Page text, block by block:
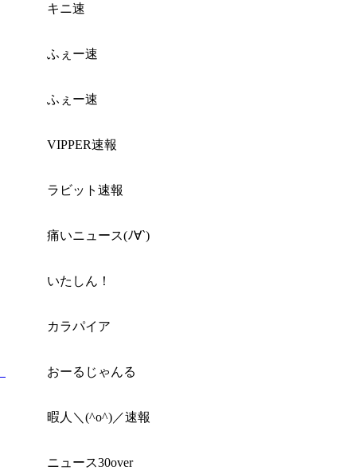
キニ速
ふぇー速
ふぇー速
VIPPER速報
ラビット速報
痛いニュース(ﾉ∀`)
いたしん！
カラパイア
おーるじゃんる
暇人＼(^o^)／速報
ニュース30over